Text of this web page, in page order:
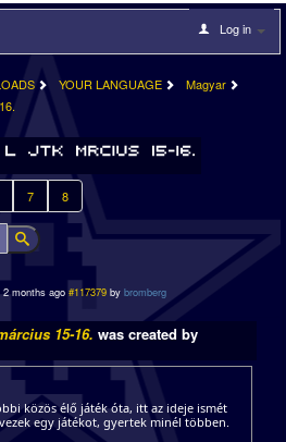
Log in
YOUR LANGUAGE
Magyar
7 8
2 months ago #117379 by bromberg
15-16. was created by
közös élő játék óta, itt az ideje ismét
egy játékot, gyertek minél többen.